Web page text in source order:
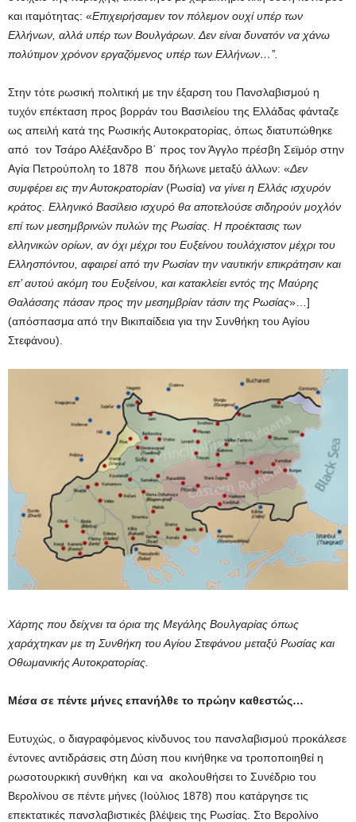
και ιταμότητας: «Επιχειρήσαμεν τον πόλεμον ουχί υπέρ των
Ελλήνων, αλλά υπέρ των Βουλγάρων. Δεν είναι δυνατόν να χάνω
πολύτιμον χρόνον εργαζόμενος υπέρ των Ελλήνων…’’.
Στην τότε ρωσική πολιτική με την έξαρση του Πανσλαβισμού η
τυχόν επέκταση προς βορράν του Βασιλείου της Ελλάδας φάνταζε
ως απειλή κατά της Ρωσικής Αυτοκρατορίας, όπως διατυπώθηκε
από τον Τσάρο Αλέξανδρο Β΄ προς τον Άγγλο πρέσβη Σεϊμόρ στην
Αγία Πετρούπολη το 1878 που δήλωνε μεταξύ άλλων: «Δεν
συμφέρει εις την Αυτοκρατορίαν (Ρωσία) να γίνει η Ελλάς ισχυρόν
κράτος. Ελληνικό Βασίλειο ισχυρό θα αποτελούσε σιδηρούν μοχλόν
επί των μεσημβρινών πυλών της Ρωσίας. Η προέκτασις των
ελληνικών ορίων, αν όχι μέχρι του Ευξείνου τουλάχιστον μέχρι του
Ελλησπόντου, αφαιρεί από την Ρωσίαν την ναυτικήν επικράτησιν και
επ’ αυτού ακόμη του Ευξείνου, και κατακλείει εντός της Μαύρης
Θαλάσσης πάσαν προς την μεσημβρίαν τάσιν της Ρωσίας»…]
(απόσπασμα από την Βικιπαίδεια για την Συνθήκη του Αγίου
Στεφάνου).
Χάρτης που δείχνει τα όρια της Μεγάλης Βουλγαρίας όπως
χαράχτηκαν με τη Συνθήκη του Αγίου Στεφάνου μεταξύ Ρωσίας και
Οθωμανικής Αυτοκρατορίας.
Μέσα σε πέντε μήνες επανήλθε το πρώην καθεστώς…
Ευτυχώς, ο διαγραφόμενος κίνδυνος του πανσλαβισμού προκάλεσε
έντονες αντιδράσεις στη Δύση που κινήθηκε να τροποποιηθεί η
ρωσοτουρκική συνθήκη και να ακολουθήσει το Συνέδριο του
Βερολίνου σε πέντε μήνες (Ιούλιος 1878) που κατάργησε τις
επεκτατικές πανσλαβιστικές βλέψεις της Ρωσίας. Στο Βερολίνο